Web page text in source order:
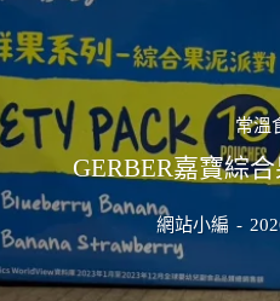
常溫
GERBER嘉寶綜
網站小編 -